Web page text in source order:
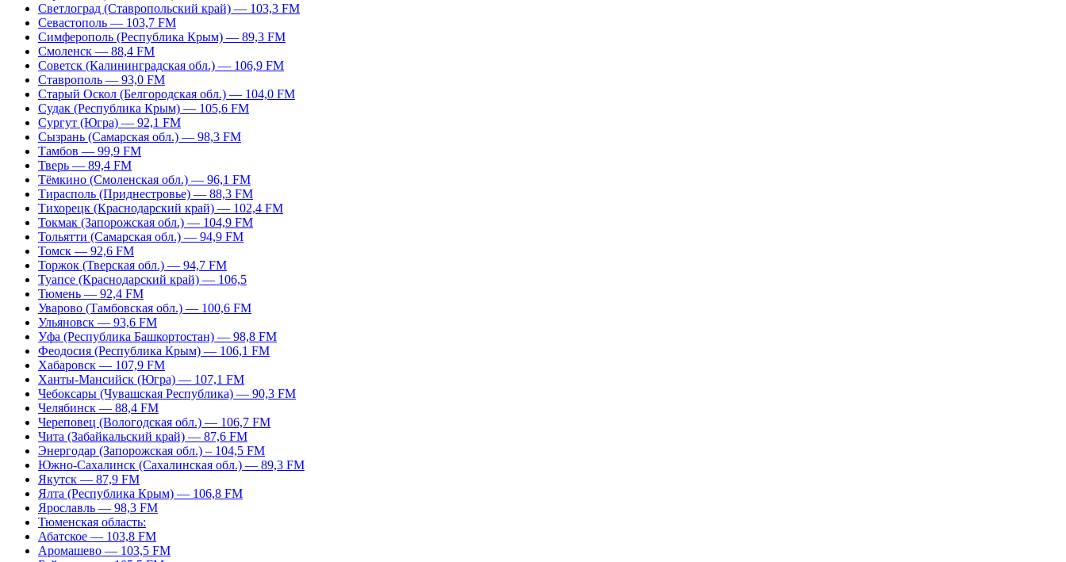
Светлоград (Ставропольский край) — 103,3 FM
Севастополь — 103,7 FM
Симферополь (Республика Крым) — 89,3 FM
Смоленск — 88,4 FM
Советск (Калининградская обл.) — 106,9 FM
Ставрополь — 93,0 FM
Старый Оскол (Белгородская обл.) — 104,0 FM
Судак (Республика Крым) — 105,6 FM
Сургут (Югра) — 92,1 FM
Сызрань (Самарская обл.) — 98,3 FM
Тамбов — 99,9 FM
Тверь — 89,4 FM
Тёмкино (Смоленская обл.) — 96,1 FM
Тирасполь (Приднестровье) — 88,3 FM
Тихорецк (Краснодарский край) — 102,4 FM
Токмак (Запорожская обл.) — 104,9 FM
Тольятти (Самарская обл.) — 94,9 FM
Томск — 92,6 FM
Торжок (Тверская обл.) — 94,7 FM
Туапсе (Краснодарский край) — 106,5
Тюмень — 92,4 FM
Уварово (Тамбовская обл.) — 100,6 FM
Ульяновск — 93,6 FM
Уфа (Республика Башкортостан) — 98,8 FM
Феодосия (Республика Крым) — 106,1 FM
Хабаровск — 107,9 FM
Ханты-Мансийск (Югра) — 107,1 FM
Чебоксары (Чувашская Республика) — 90,3 FM
Челябинск — 88,4 FM
Череповец (Вологодская обл.) — 106,7 FM
Чита (Забайкальский край) — 87,6 FM
Энергодар (Запорожская обл.) – 104,5 FM
Южно-Сахалинск (Сахалинская обл.) — 89,3 FM
Якутск — 87,9 FM
Ялта (Республика Крым) — 106,8 FM
Ярославль — 98,3 FM
Тюменская область:
Абатское — 103,8 FM
Аромашево — 103,5 FM